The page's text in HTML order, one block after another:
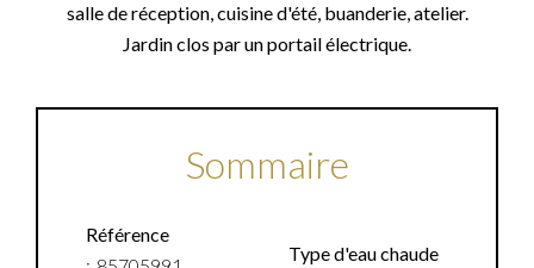
salle de réception, cuisine d'été, buanderie, atelier.
Jardin clos par un portail électrique.
Sommaire
Référence
Type d'eau chaude